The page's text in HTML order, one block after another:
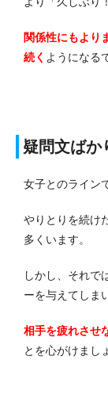
関係性にもより
続く ようになる
疑問文ばか
女子とのライン
やりとりを続け
多くいます。
しかし、それで
ーを与えてしま
相手を疲れさせ
とを心がけまし